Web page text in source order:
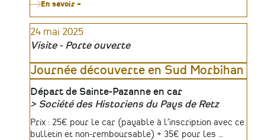
En savoir +
:
restitution
l’Inventaire
Patrimoine
vivant
24 mai 2025
Visite - Porte ouverte
Journée découverte en Sud Morbihan
Lieu
Départ de Sainte-Pazanne en car
Organisateur
Société des Historiens du Pays de Retz
Tarifs
Prix : 25€ pour le car (payable à l’inscription avec ce
bulletin et non-remboursable) + 35€ pour les …